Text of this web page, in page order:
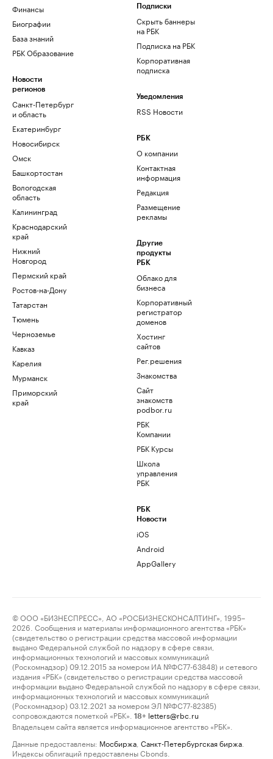
Финансы
Биографии
База знаний
РБК Образование
Новости
регионов
Санкт-Петербург
и область
Екатеринбург
Новосибирск
Омск
Башкортостан
Вологодская
область
Калининград
Краснодарский
край
Нижний
Новгород
Пермский край
Ростов-на-Дону
Татарстан
Тюмень
Черноземье
Кавказ
Карелия
Мурманск
Приморский
край
Подписки
Скрыть баннеры
на РБК
Подписка на РБК
Корпоративная
подписка
Уведомления
RSS Новости
РБК
О компании
Контактная
информация
Редакция
Размещение
рекламы
Другие
продукты
РБК
Облако для
бизнеса
Корпоративный
регистратор
доменов
Хостинг
сайтов
Рег.решения
Знакомства
Сайт
знакомств
podbor.ru
РБК
Компании
РБК Курсы
Школа
управления
РБК
РБК
Новости
iOS
Android
AppGallery
© ООО «БИЗНЕСПРЕСС», АО «РОСБИЗНЕСКОНСАЛТИНГ», 1995–
2026. Сообщения и материалы информационного агентства «РБК»
(свидетельство о регистрации средства массовой информации
выдано Федеральной службой по надзору в сфере связи,
информационных технологий и массовых коммуникаций
(Роскомнадзор) 09.12.2015 за номером ИА №ФС77-63848) и сетевого
издания «РБК» (свидетельство о регистрации средства массовой
информации выдано Федеральной службой по надзору в сфере связи,
информационных технологий и массовых коммуникаций
(Роскомнадзор) 03.12.2021 за номером ЭЛ №ФС77-82385)
сопровождаются пометкой «РБК».
18+ letters@rbc.ru
Владельцем сайта является информационное агентство «РБК».
Данные предоставлены: Мосбиржа Санкт-Петербургская биржа
Индексы облигаций предоставлены Cbonds.